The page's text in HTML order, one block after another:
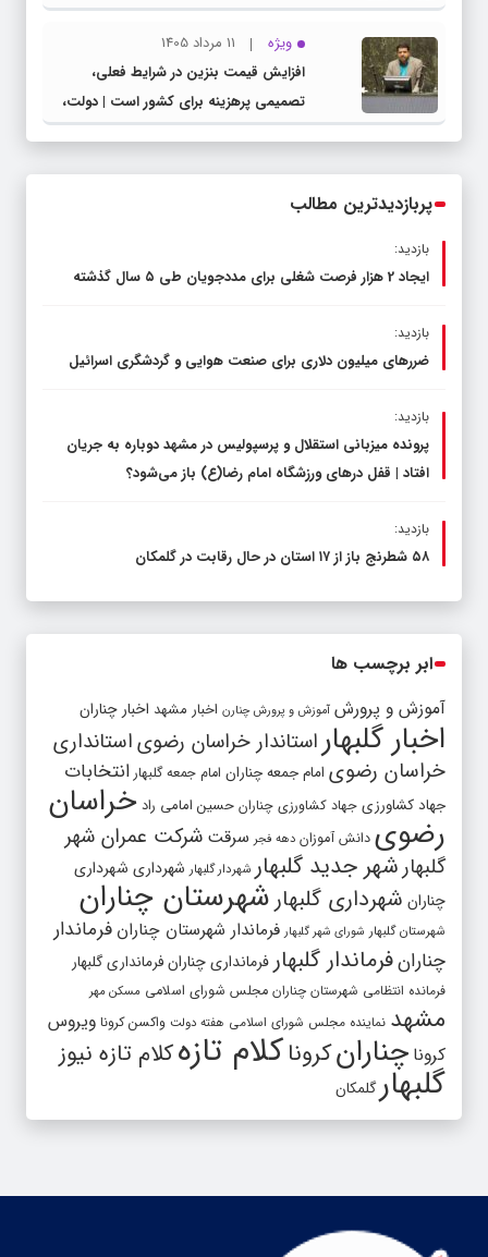
شهرستان چناران
ویژه
11 مرداد 1405
افزایش قیمت بنزین در شرایط فعلی،
تصمیمی پرهزینه برای کشور است | دولت،
قاچاق سوخت و عوامل اصلی ناترازی را
پربازدیدترین مطالب
بازدید:
ایجاد 2 هزار فرصت شغلی برای مددجویان طی ۵ سال گذشته
بازدید:
ضررهای میلیون دلاری برای صنعت هوایی و گردشگری اسرائیل
بازدید:
پرونده میزبانی استقلال و پرسپولیس در مشهد دوباره به جریان
افتاد | قفل در‌های ورزشگاه امام رضا(ع) باز می‌شود؟
بازدید:
۵۸ شطرنج‌ باز از ۱۷ استان در حال رقابت در گلمکان
ابر برچسب ها
آموزش و پرورش آموزش و پرورش چنارن اخبار مشهد اخبار چناران
اخبار گلبهار استاندار خراسان رضویاستانداری
خراسان رضوی امام جمعه چناران امام جمعه گلبهار انتخابات
جهاد کشاورزی جهاد کشاورزی چناران حسین امامی راد خراسان
رضوی دانش آموزان دهه فجر سرقت شرکت عمران شهر
گلبهارشهر جدید گلبهار شهردار گلبهار شهرداری شهرداری
چناران شهرداری گلبهار شهرستان چناران
شهرستان گلبهار شورای شهر گلبهار فرماندار شهرستان چناران فرماندار
چنارانفرماندار گلبهار فرمانداری چنارانفرمانداری گلبهار
فرمانده انتظامی شهرستان چناران مجلس شورای اسلامی مسکن مهر
مشهد نماینده مجلس شورای اسلامی هفته دولت واکسن کرونا ویروس
کرونا چنارانکروناکلام تازهکلام تازه نیوز
گلبهارگلمکان